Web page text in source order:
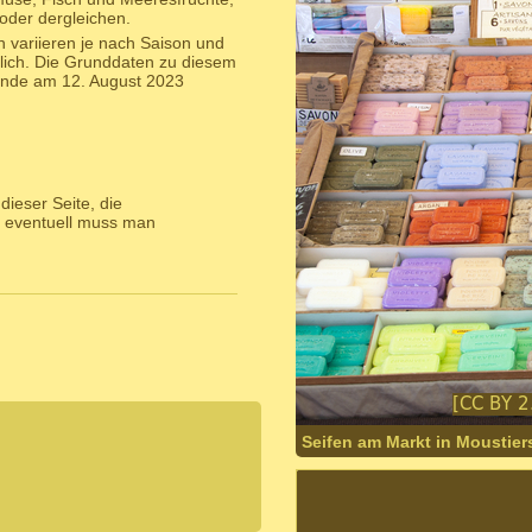
dergleichen.
variieren je nach Saison und
Die Grunddaten zu diesem
am 12. August 2023
Seite, die
muss man
Seifen am Markt in